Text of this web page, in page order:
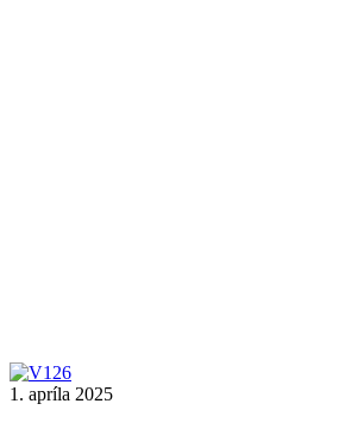
1. apríla 2025